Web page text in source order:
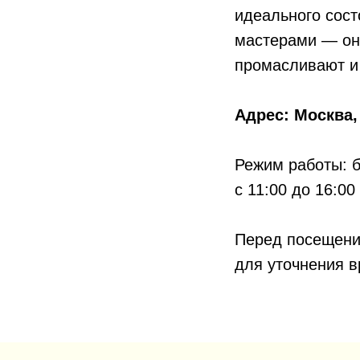
идеального
мастерами —
промасливают
Адрес:
Режим работы:
с 11:00 до 16:00
Перед
для уточнения